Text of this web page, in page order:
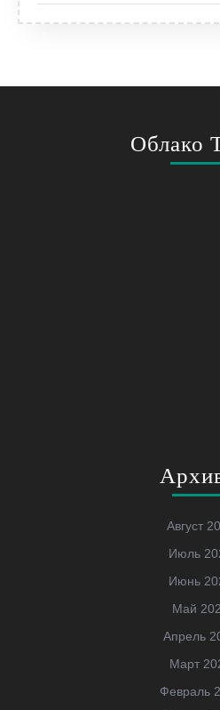
Облако
Август
Июль
Июнь
Май
Апрель
Март
Февраль